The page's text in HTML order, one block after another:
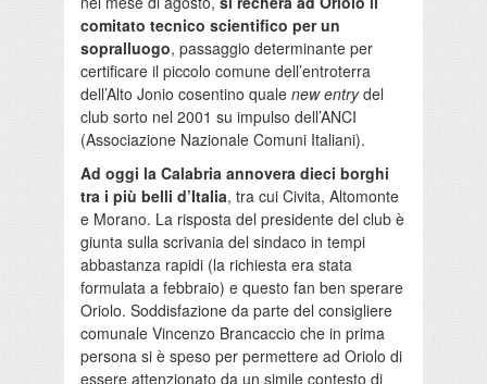
comitato tecnico scientifico per un
sopralluogo, passaggio determinante per
certificare il piccolo comune dell’entroterra
dell’Alto Jonio cosentino quale new entrydel
club sorto nel 2001 su impulso dell’ANCI
(Associazione Nazionale Comuni Italiani).
Ad oggi la Calabria annovera dieci borghi
tra i più belli d’Italia, tra cui Civita, Altomonte
e Morano. La risposta del presidente del club è
giunta sulla scrivania del sindaco in tempi
abbastanza rapidi (la richiesta era stata
formulata a febbraio) e questo fan ben sperare
Oriolo. Soddisfazione da parte del consigliere
comunale Vincenzo Brancaccio che in prima
persona si è speso per permettere ad Oriolo di
essere attenzionato da un simile contesto di